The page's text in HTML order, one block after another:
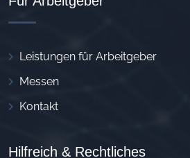
Leistungen für Arbeitgeber
Messen
Kontakt
Hilfreich & Rechtliches